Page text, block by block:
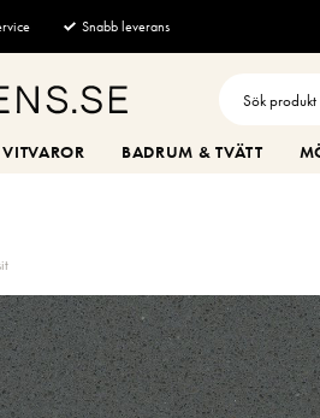
Snabb leverans
BADRUM & TVÄTT